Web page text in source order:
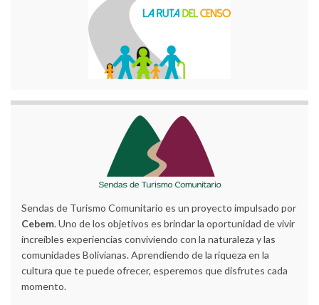
Sendas de Turismo Comunitario es un proyecto impulsado por
Cebem. Uno de los objetivos es brindar la oportunidad de vivir
increíbles experiencias conviviendo con la naturaleza y las
comunidades Bolivianas. Aprendiendo de la riqueza en la
cultura que te puede ofrecer, esperemos que disfrutes cada
momento.